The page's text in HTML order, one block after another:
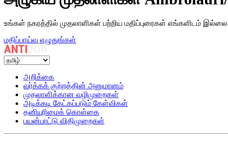
உங்கள் நகரத்தில் முதலாளிகள் பற்றிய மதிப்புரைகள் எங்களிடம்
மதிப்பாய்வு எழுதுங்கள்
அறிக்கை
வர்க்கக் குற்றத்தின் அனுமானம்
முதலாளிக்கான வழிமுறைகள்
அடிக்கடி கேட்கப்படும் கேள்விகள்
தனியுரிமைக் கொள்கை
பயன்பாட்டு விதிமுறைகள்